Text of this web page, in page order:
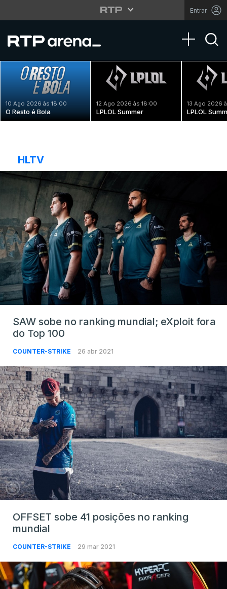
Entrar
Toggle
10 Ago 2026 às 18:00
O Resto é Bola
12 Ago 2026 às 18:00
LPLOL Summer
13 Ago 2026
LPLOL
HLTV
SAW sobe no ranking mundial; eXploit fora
do Top 100
COUNTER-STRIKE 26 abr 2021
OFFSET sobe 41 posições no ranking
mundial
COUNTER-STRIKE 29 mar 2021